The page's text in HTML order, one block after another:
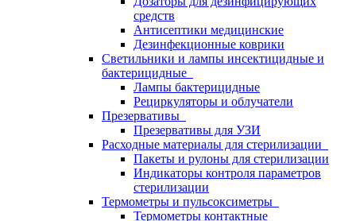
средств
Антисептики медицинские
Дезинфекционные коврики
Светильники и лампы инсектицидные и
бактерицидные
Лампы бактерицидные
Рециркуляторы и облучатели
Презервативы
Презервативы для УЗИ
Расходные материалы для стерилизации
Пакеты и рулоны для стерилизации
Индикаторы контроля параметров
стерилизации
Термометры и пульсоксиметры
Термометры контактные